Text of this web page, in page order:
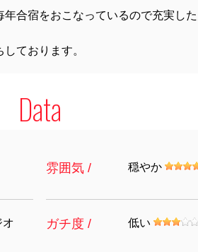
合宿をおこなっているので充実し
ております。
Data
オ
雰囲気 / 穏やか
ガチ度 / 低い